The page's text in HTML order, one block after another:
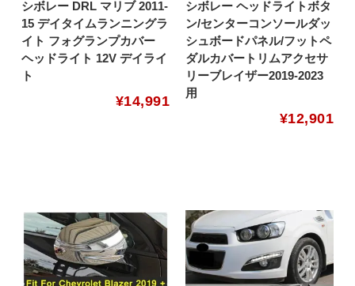
シボレー DRL マリブ 2011-
15 デイタイムランニングラ
イト フォグランプカバー
ヘッドライト 12V デイライ
ト
¥14,991
シボレー ヘッドライトボタ
ン/センターコンソールダッ
シュボードパネル/フットペ
ダルカバートリムアクセサ
リーブレイザー2019-2023
用
¥12,901